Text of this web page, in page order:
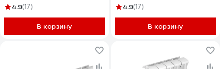
4.9(17)
В корзину
4.9(17)
В корзину